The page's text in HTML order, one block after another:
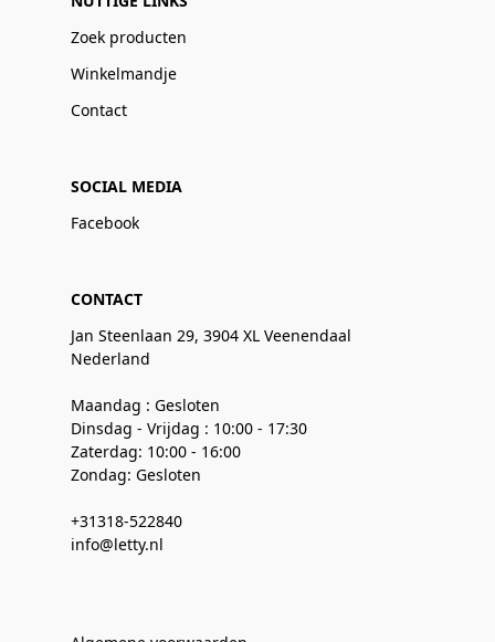
Zoek producten
Winkelmandje
Contact
SOCIAL MEDIA
Facebook
CONTACT
Jan Steenlaan 29, 3904 XL Veenendaal
Nederland
Maandag : Gesloten
Dinsdag - Vrijdag : 10:00 - 17:30
Zaterdag: 10:00 - 16:00
Zondag: Gesloten
+31318-522840
info@letty.nl